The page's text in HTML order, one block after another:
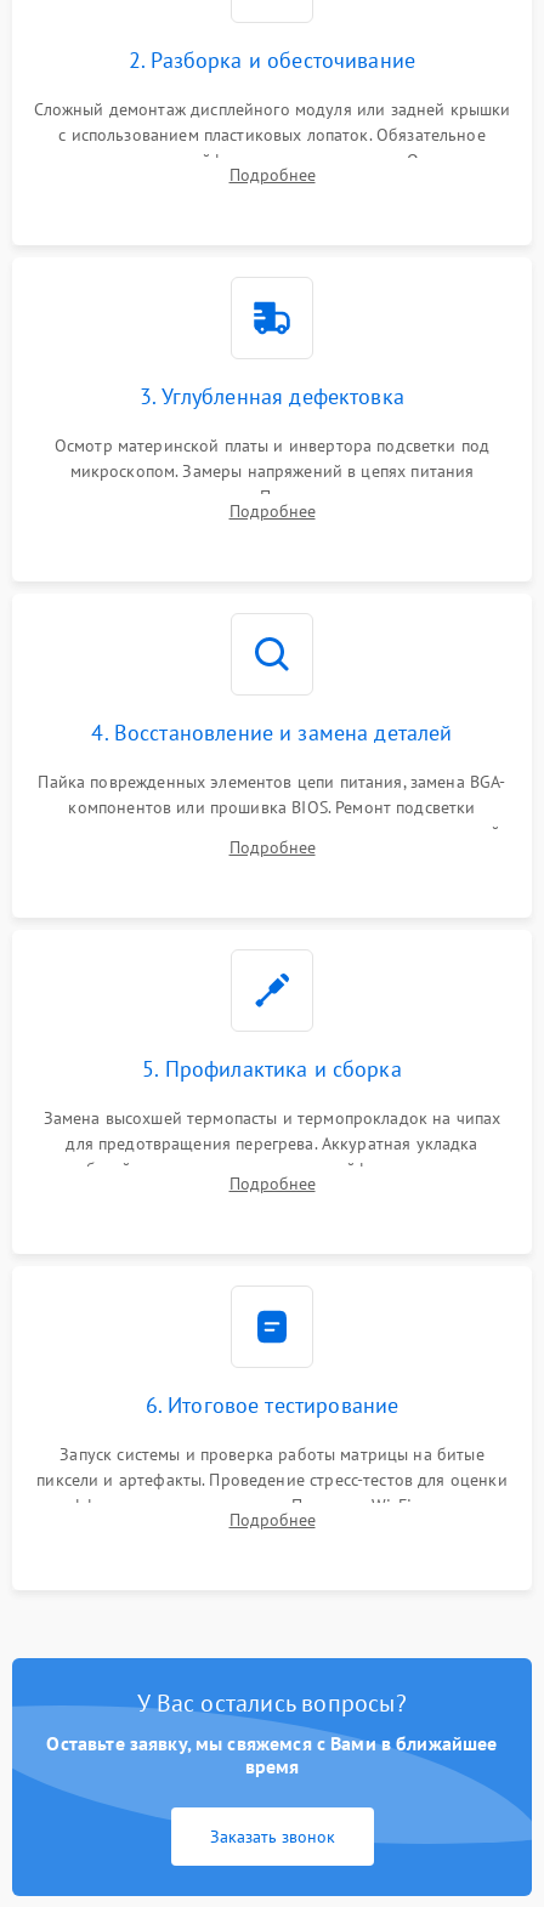
Повреждение внутренних проводов
Механические повреждения
Поломка батареи (если
Неисправность тачпада
1500 ₽ Подробнее →
1000 ₽
Неисправность BIOS 1500 ₽ Подробнее →
2. Разборка и обесточивание
Сложный демонтаж дисплейного модуля или задней крышки
с использованием пластиковых лопаток. Обязательное
отключение шлейфов матрицы и питания. Очистка
массивной системы охлаждения от скопившейся пыли.
Подробнее
3. Углубленная дефектовка
Осмотр материнской платы и инвертора подсветки под
микроскопом. Замеры напряжений в цепях питания
процессора и видеокарты. Проверка состояния жесткого
диска и оперативной памяти с помощью POST-карт и
Подробнее
4. Восстановление и замена деталей
Пайка поврежденных элементов цепи питания, замена BGA-
компонентов или прошивка BIOS. Ремонт подсветки
матрицы, замена неисправного накопителя на скоростной
SSD или установка новых модулей памяти.
Подробнее
5. Профилактика и сборка
Замена высохшей термопасты и термопрокладок на чипах
для предотвращения перегрева. Аккуратная укладка
кабелей, подключение хрупких шлейфов матрицы и
надежная фиксация всех элементов внутри корпуса
Подробнее
6. Итоговое тестирование
Запуск системы и проверка работы матрицы на битые
пиксели и артефакты. Проведение стресс-тестов для оценки
эффективности охлаждения. Проверка Wi-Fi, камеры,
микрофона и всех портов перед выдачей устройства.
Подробнее
У Вас остались вопросы?
Оставьте заявку, мы свяжемся с Вами в ближайшее
время
Заказать звонок